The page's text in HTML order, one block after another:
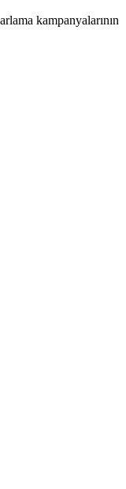
kampanyalarının